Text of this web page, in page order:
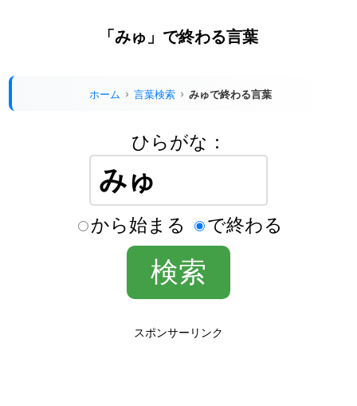
「みゅ」で終わる言葉
ホーム 言葉検索 みゅで終わる言葉
ひらがな：
から始まる で終わる
スポンサーリンク